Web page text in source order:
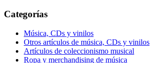
Categorías
Música, CDs y vinilos
Otros artículos de música, CDs y vinilos
Artículos de coleccionismo musical
Ropa y merchandising de música